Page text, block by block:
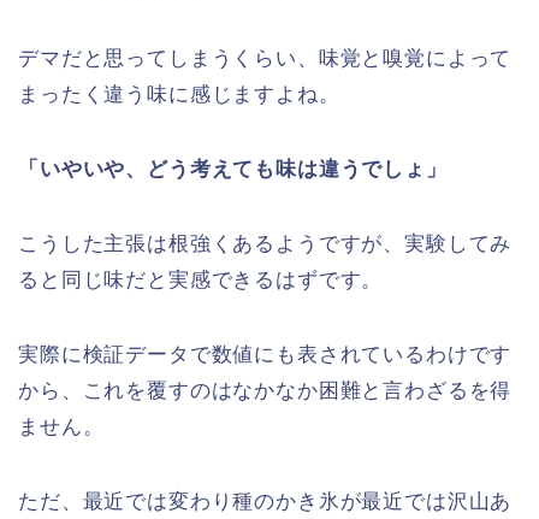
デマだと思ってしまうくらい、味覚と嗅覚によって
まったく違う味に感じますよね。
「いやいや、どう考えても味は違うでしょ」
こうした主張は根強くあるようですが、実験してみ
ると同じ味だと実感できるはずです。
実際に検証データで数値にも表されているわけです
から、これを覆すのはなかなか困難と言わざるを得
ません。
ただ、最近では変わり種のかき氷が最近では沢山あ